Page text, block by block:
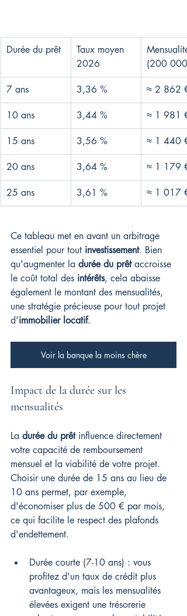
Durée du prêt
Taux moyen
2026
Mensualité
(200 000
7 ans 3,36 % ≈ 2 862 €
10 ans 3,44 % ≈ 1 981 €
15 ans 3,56 % ≈ 1 440 €
20 ans 3,64 % ≈ 1 179 €
25 ans 3,61 % ≈ 1 017 €
Ce tableau met en avant un arbitrage
essentiel pour tout investissement. Bien
qu'augmenter la durée du prêt accroisse
le coût total des intérêts, cela abaisse
également le montant des mensualités,
une stratégie précieuse pour tout projet
d'immobilier locatif.
Voir la banque la moins chère
Impact de la durée sur les
mensualités
La durée du prêt influence directement
votre capacité de remboursement
mensuel et la viabilité de votre projet.
Choisir une durée de 15 ans au lieu de
10 ans permet, par exemple,
d'économiser plus de 500 € par mois,
ce qui facilite le respect des plafonds
d'endettement.
Durée courte (7-10 ans) : vous
profitez d'un taux de crédit plus
avantageux, mais les mensualités
élevées exigent une trésorerie